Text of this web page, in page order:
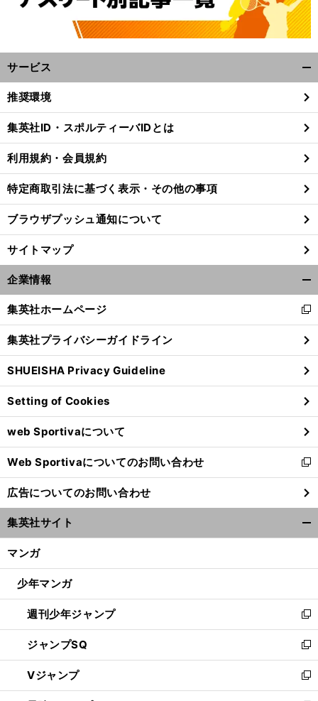
前
サービス
閉
る
推奨環境
集英社ID・スポルティーバIDとは
利用規約・会員規約
特定商取引法に基づく表示・その他の事項
ブラウザプッシュ通知について
サイトマップ
企業情報
閉
る
集英社ホームページ
新
し
い
ウ
ィ
ン
ド
ウ
で
開
く
集英社プライバシーガイドライン
SHUEISHA Privacy Guideline
Setting of Cookies
web Sportivaについて
Web Sportivaについてのお問い合わせ
新
し
い
ウ
ィ
ン
ウ
開
く
広告についてのお問い合わせ
集英社サイト
マンガ
少年マンガ
週刊少年ジャンプ
新
し
い
ウ
ィ
ン
ジャンプSQ
新
し
い
ウ
Vジャンプ
新
し